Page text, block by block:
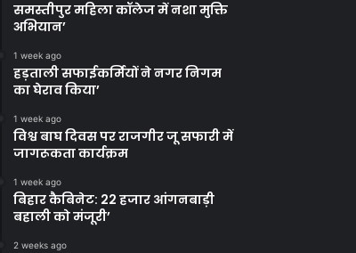
समस्तीपुर महिला कॉलेज में नशा मुक्ति
अभियान’
1 week ago
हड़ताली सफाईकर्मियों ने नगर निगम
का घेराव किया’
1 week ago
विश्व बाघ दिवस पर राजगीर जू सफारी में
जागरूकता कार्यक्रम
1 week ago
बिहार कैबिनेट: 22 हजार आंगनबाड़ी
बहाली को मंजूरी’
2 weeks ago